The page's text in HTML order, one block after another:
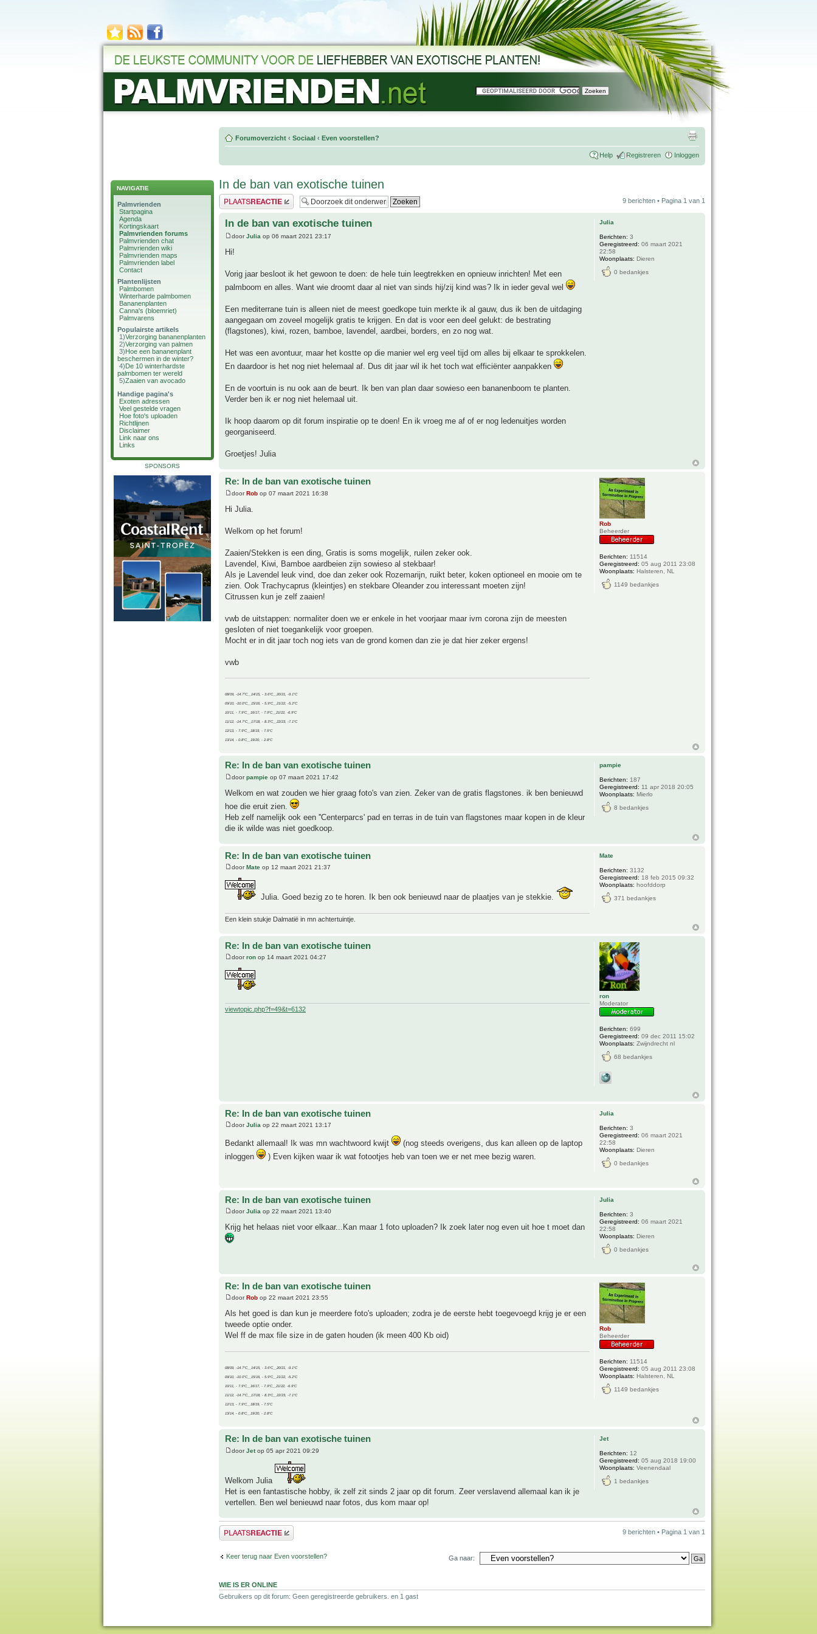
NAVIGATIE
Palmvrienden
Startpagina
Agenda
Kortingskaart
Palmvrienden forums
Palmvrienden chat
Palmvrienden wiki
Palmvrienden maps
Palmvrienden label
Contact
Plantenlijsten
Palmbomen
Winterharde palmbomen
Bananenplanten
Canna's (bloemriet)
Palmvarens
Populairste artikels
1)Verzorging bananenplanten
2)Verzorging van palmen
3)Hoe een bananenplant
beschermen in de winter?
4)De 10 winterhardste
palmbomen ter wereld
5)Zaaien van avocado
Handige pagina's
Exoten adressen
Veel gestelde vragen
Hoe foto's uploaden
Richtlijnen
Disclaimer
Link naar ons
Links
SPONSORS
Forumoverzicht ‹ Sociaal ‹ Even voorstellen?
Help Registreren Inloggen
In de ban van exotische tuinen
Plaats een reactie 9 berichten • Pagina 1 van 1
In de ban van exotische tuinen
doorJulia op 06 maart 2021 23:17
Hi!
Vorig jaar besloot ik het gewoon te doen: de hele tuin leegtrekken en opnieuw inrichten! Met een
palmboom en alles. Want wie droomt daar al niet van sinds hij/zij kind was? Ik in ieder geval wel
Een mediterrane tuin is alleen niet de meest goedkope tuin merkte ik al gauw, dus ik ben de uitdaging
aangegaan om zoveel mogelijk gratis te krijgen. En dat is voor een deel gelukt: de bestrating
(flagstones), kiwi, rozen, bamboe, lavendel, aardbei, borders, en zo nog wat.
Het was een avontuur, maar het kostte op die manier wel erg veel tijd om alles bij elkaar te sprokkelen.
En daardoor is het nog niet helemaal af. Dus dit jaar wil ik het toch wat efficiënter aanpakken
En de voortuin is nu ook aan de beurt. Ik ben van plan daar sowieso een bananenboom te planten.
Verder ben ik er nog niet helemaal uit.
Ik hoop daarom op dit forum inspiratie op te doen! En ik vroeg me af of er nog ledenuitjes worden
georganiseerd.
Groetjes! Julia
Julia
Berichten: 3
Geregistreerd: 06 maart 2021
22:58
Woonplaats: Dieren
0 bedankjes
Re: In de ban van exotische tuinen
doorRob op 07 maart 2021 16:38
Hi Julia.
Welkom op het forum!
Zaaien/Stekken is een ding, Gratis is soms mogelijk, ruilen zeker ook.
Lavendel, Kiwi, Bamboe aardbeien zijn sowieso al stekbaar!
Als je Lavendel leuk vind, doe dan zeker ook Rozemarijn, ruikt beter, koken optioneel en mooie om te
zien. Ook Trachycaprus (kleintjes) en stekbare Oleander zou interessant moeten zijn!
Citrussen kun je zelf zaaien!
vwb de uitstappen: normaliter doen we er enkele in het voorjaar maar ivm corona zijn de meesten
gesloten of niet toegankelijk voor groepen.
Mocht er in dit jaar toch nog iets van de grond komen dan zie je dat hier zeker ergens!
vwb
08/09, -14.7°C__14/15, - 3.6°C__20/21, -9.1°C
09/10, -10.0°C__15/16, - 5.9°C__21/22, -5.2°C
10/11, - 7.9°C__16/17, - 7.9°C__21/22, -6.9°C
11/12, -14.7°C__17/18, - 8.3°C__22/23, -7.1°C
12/13, - 7.9°C__18/19, - 7.5°C
13/14, - 0.8°C__19/20, - 2.8°C
Rob
Beheerder
Berichten: 11514
Geregistreerd: 05 aug 2011 23:08
Woonplaats: Halsteren, NL
1149 bedankjes
Re: In de ban van exotische tuinen
doorpampie op 07 maart 2021 17:42
Welkom en wat zouden we hier graag foto's van zien. Zeker van de gratis flagstones. ik ben benieuwd
hoe die eruit zien.
Heb zelf namelijk ook een ''Centerparcs' pad en terras in de tuin van flagstones maar kopen in de kleur
die ik wilde was niet goedkoop.
pampie
Berichten: 187
Geregistreerd: 11 apr 2018 20:05
Woonplaats: Mierlo
8 bedankjes
Re: In de ban van exotische tuinen
doorMate op 12 maart 2021 21:37
Julia. Goed bezig zo te horen. Ik ben ook benieuwd naar de plaatjes van je stekkie.
Een klein stukje Dalmatië in mn achtertuintje.
Mate
Berichten: 3132
Geregistreerd: 18 feb 2015 09:32
Woonplaats: hoofddorp
371 bedankjes
Re: In de ban van exotische tuinen
doorron op 14 maart 2021 04:27
viewtopic.php?f=49&t=6132
ron
Moderator
Berichten: 699
Geregistreerd: 09 dec 2011 15:02
Woonplaats: Zwijndrecht nl
68 bedankjes
Re: In de ban van exotische tuinen
doorJulia op 22 maart 2021 13:17
Bedankt allemaal! Ik was mn wachtwoord kwijt
(nog steeds overigens, dus kan alleen op de laptop
inloggen
) Even kijken waar ik wat fotootjes heb van toen we er net mee bezig waren.
Julia
Berichten: 3
Geregistreerd: 06 maart 2021
22:58
Woonplaats: Dieren
0 bedankjes
Re: In de ban van exotische tuinen
doorJulia op 22 maart 2021 13:40
Krijg het helaas niet voor elkaar...Kan maar 1 foto uploaden? Ik zoek later nog even uit hoe t moet dan
Julia
Berichten: 3
Geregistreerd: 06 maart 2021
22:58
Woonplaats: Dieren
0 bedankjes
Re: In de ban van exotische tuinen
door Rob op 22 maart 2021 23:55
Als het goed is dan kun je meerdere foto's uploaden; zodra je de eerste hebt toegevoegd krijg je er een
tweede optie onder.
Wel ff de max file size in de gaten houden (ik meen 400 Kb oid)
08/09, -14.7°C__14/15, - 3.6°C__20/21, -9.1°C
09/10, -10.0°C__15/16, - 5.9°C__21/22, -5.2°C
10/11, - 7.9°C__16/17, - 7.9°C__21/22, -6.9°C
11/12, -14.7°C__17/18, - 8.3°C__22/23, -7.1°C
12/13, - 7.9°C__18/19, - 7.5°C
13/14, - 0.8°C__19/20, - 2.8°C
Rob
Beheerder
Berichten: 11514
Geregistreerd: 05 aug 2011 23:08
Woonplaats: Halsteren, NL
1149 bedankjes
Re: In de ban van exotische tuinen
doorJetop 05 apr 2021 09:29
Welkom Julia
Het is een fantastische hobby, ik zelf zit sinds 2 jaar op dit forum. Zeer verslavend allemaal kan ik je
vertellen. Ben wel benieuwd naar fotos, dus kom maar op!
Jet
Berichten: 12
Geregistreerd: 05 aug 2018 19:00
Woonplaats: Veenendaal
1 bedankjes
Plaats een reactie 9 berichten • Pagina 1 van 1
Keer terug naar Even voorstellen? Ga naar:
WIE IS ER ONLINE
Gebruikers op dit forum: Geen geregistreerde gebruikers. en 1 gast